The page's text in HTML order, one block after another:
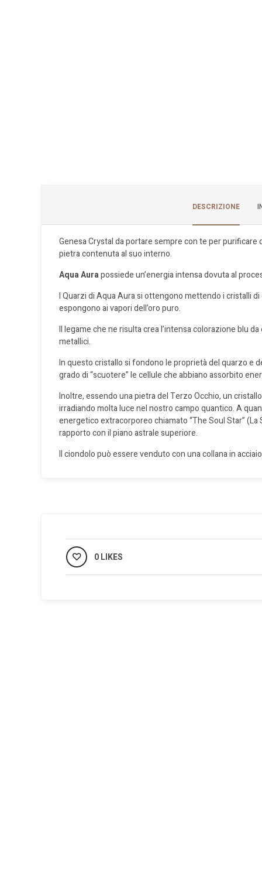
DESCRIZIONE
Genesa Crystal da portare sempre con te per
pietra contenuta al suo interno.
Aqua Aurapossiede un’energia intensa dovuta al
I Quarzi di Aqua Aura si ottengono mettendo i cristalli
espongono ai vapori dell’oro puro.
Il legame che ne risulta crea l’intensa colorazione blu
metallici.
In questo cristallo si fondono le proprietà del quarzo e
grado di “scuotere” le cellule che abbiano assorbito
Inoltre, essendo una pietra del Terzo Occhio, un
irradiando molta luce nel nostro campo quantico. A
energetico extracorporeo chiamato “The Soul Star” (La
rapporto con il piano astrale superiore.
Il ciondolo può essere venduto con una collana in
0 LIKES